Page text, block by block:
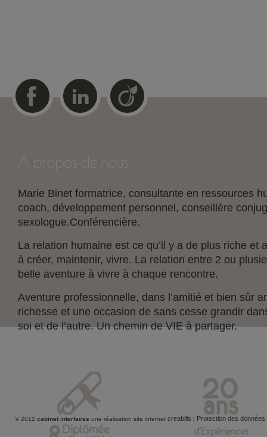
A propos de nous
Marie Binet formatrice, consultante en ressources
coach, développement personnel, conseillère
sexologue.Conférencière.
La relation humaine est ce qu’il y a de plus riche et
à créer, maintenir, vivre. La relation entre 2 ou
belle aventure à vivre à chaque rencontre.
Aventure professionnelle, dans l’amitié et bien sûr
richesse et une occasion de sans cesse grandir
soi et de l’autre. Un chemin de VIE à partager.
Diplômée d'Expériences
© 2012 cabinet interfaces une réalisation site internet creabilis | Protection des données